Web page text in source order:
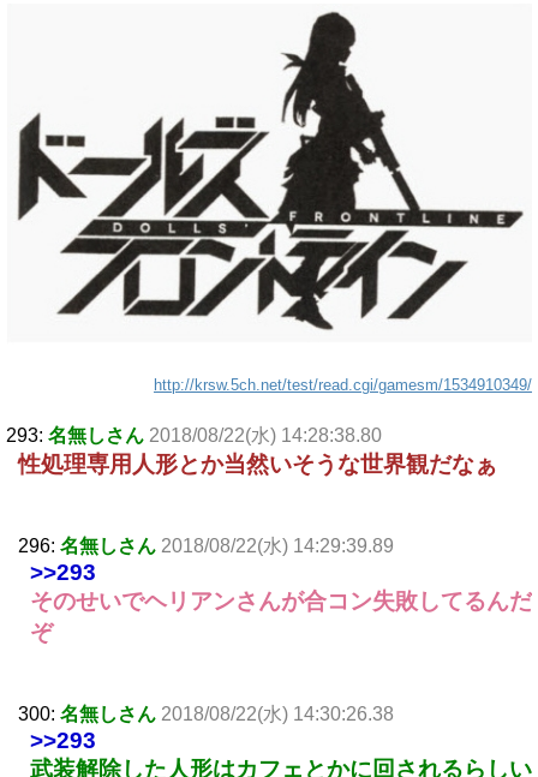
http://krsw.5ch.net/test/read.cgi/gamesm/1534910349/
293: 名無しさん 2018/08/22(水) 14:28:38.80
性処理専用人形とか当然いそうな世界観だなぁ
296: 名無しさん 2018/08/22(水) 14:29:39.89
>>293
そのせいでヘリアンさんが合コン失敗してるんだ
ぞ
300: 名無しさん 2018/08/22(水) 14:30:26.38
>>293
武装解除した人形はカフェとかに回されるらしい